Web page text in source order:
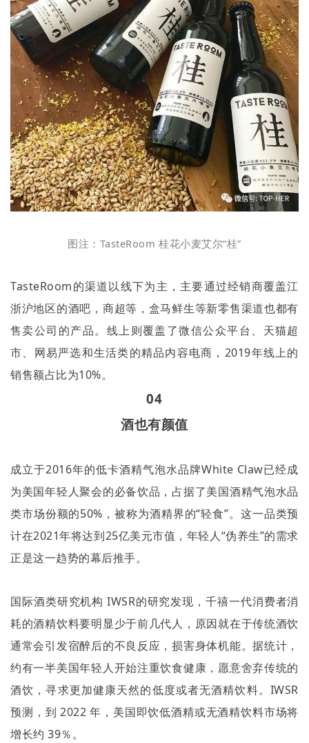
图注： TasteRoom桂花小麦艾尔“桂”
TasteRoom的渠道以线下为主，主要通过经销商覆盖江
浙沪地区的酒吧，商超等，盒马鲜生等新零售渠道也都有
售卖公司的产品。线上则覆盖了微信公众平台、天猫超
市、网易严选和生活类的精品内容电商， 2019年线上的
销售额占比为10%。
04
酒也有颜值
成立于2016年的低卡酒精气泡水品牌White Claw已经成
为美国年轻人聚会的必备饮品，占据了美国酒精气泡水品
类市场份额的50% ，被称为酒精界的“轻食”。这一品类预
计在2021年将达到25亿美元市值，年轻人“伪养生”的需求
正是这一趋势的幕后推手。
国际酒类研究机构 IWSR的研究发现，千禧一代消费者消
耗的酒精饮料要明显少于前几代人，原因就在于传统酒饮
通常会引发宿醉后的不良反应，损害身体机能。据统计，
约有一半美国年轻人开始注重饮食健康，愿意舍弃传统的
酒饮，寻求更加健康天然的低度或者无酒精饮料。 IWSR
预测，到 2022年，美国即饮低酒精或无酒精饮料市场将
增长约 39％。